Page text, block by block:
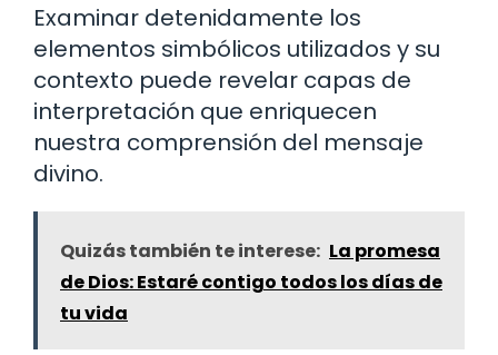
Examinar detenidamente los
elementos simbólicos utilizados y su
contexto puede revelar capas de
interpretación que enriquecen
nuestra comprensión del mensaje
divino.
Quizás también te interese: La promesa
de Dios: Estaré contigo todos los días de
tu vida